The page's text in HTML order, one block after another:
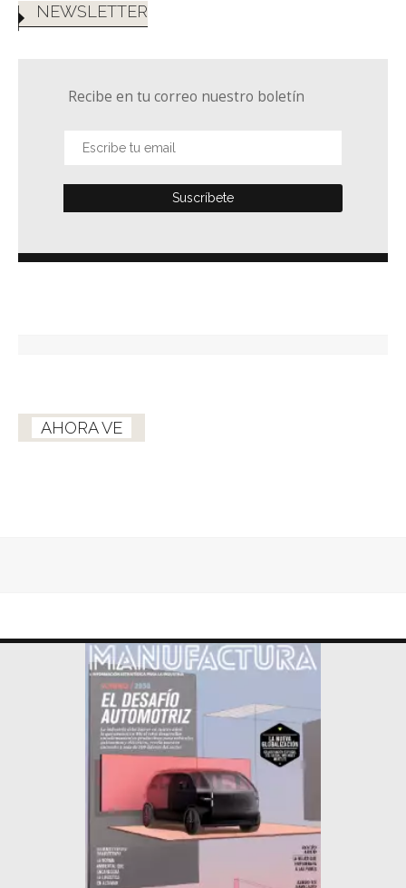
NEWSLETTER
Recibe en tu correo nuestro boletín
AHORA VE